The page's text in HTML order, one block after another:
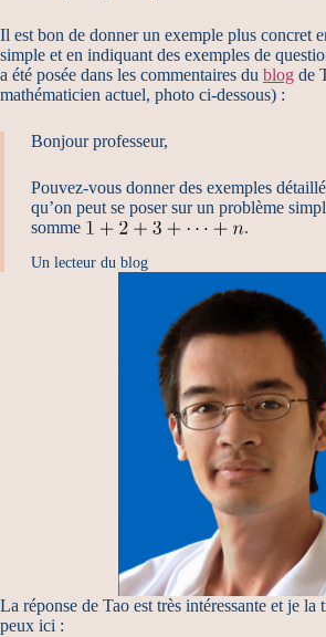
Il est bon de donner un exemple plus concret
simple et en indiquant des exemples de
a été posée dans les commentaires du blog de
mathématicien actuel, photo ci-dessous) :
Bonjour professeur,
Pouvez-vous donner des exemples
qu’on peut se poser sur un problème
somme
.
Un lecteur du blog
La réponse de Tao est très intéressante et je
peux ici :